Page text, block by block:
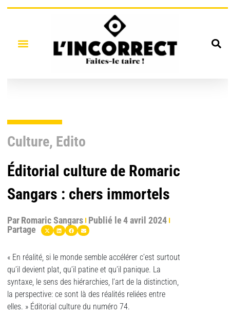
Culture, Edito
Éditorial culture de Romaric
Sangars : chers immortels
ParRomaric Sangars Publié le4 avril 2024
Partage
« En réalité, si le monde semble accélérer c’est surtout
qu’il devient plat, qu’il patine et qu’il panique. La
syntaxe, le sens des hiérarchies, l’art de la distinction,
la perspective: ce sont là des réalités reliées entre
elles. » Éditorial culture du numéro 74.